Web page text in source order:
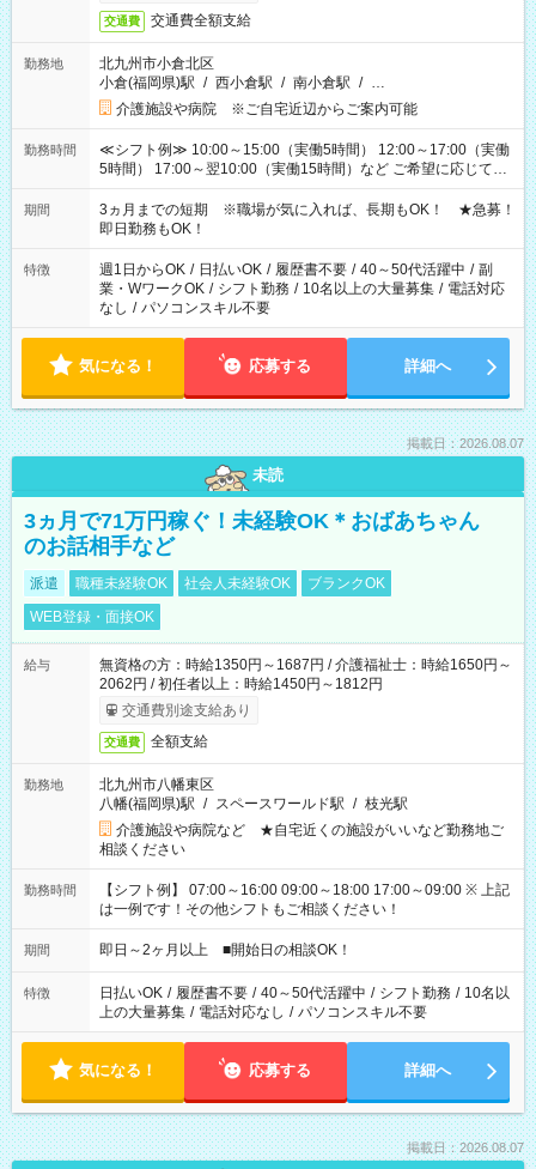
交通費 交通費全額支給
勤務地
北九州市小倉北区
小倉(福岡県)駅 / 西小倉駅 / 南小倉駅 / …
介護施設や病院 ※ご自宅近辺からご案内可能
勤務時間
≪シフト例≫ 10:00～15:00（実働5時間） 12:00～17:00（実働
5時間） 17:00～翌10:00（実働15時間）など ご希望に応じて、
働く時間は調整できます！ お気軽に担当へ相談ください！
期間
3ヵ月までの短期 ※職場が気に入れば、長期もOK！ ★急募！
即日勤務もOK！
特徴 週1日からOK / 日払いOK / 履歴書不要 / 40～50代活躍中 / 副
業・WワークOK / シフト勤務 / 10名以上の大量募集 / 電話対応
なし / パソコンスキル不要
気になる！ 応募する 詳細へ
掲載日：2026.08.07
未読
3ヵ月で71万円稼ぐ！未経験OK＊おばあちゃん
のお話相手など
派遣 職種未経験OK 社会人未経験OK
ブランクOK
WEB登録・面接OK
給与
無資格の方：時給1350円～1687円 / 介護福祉士：時給1650円～
2062円 / 初任者以上：時給1450円～1812円
交通費別途支給あり
交通費 全額支給
勤務地
北九州市八幡東区
八幡(福岡県)駅 / スペースワールド駅 / 枝光駅
介護施設や病院など ★自宅近くの施設がいいなど勤務地ご
相談ください
勤務時間
【シフト例】 07:00～16:00 09:00～18:00 17:00～09:00 ※ 上記
は一例です！その他シフトもご相談ください！
期間 即日～2ヶ月以上 ■開始日の相談OK！
特徴 日払いOK / 履歴書不要 / 40～50代活躍中 / シフト勤務 / 10名以
上の大量募集 / 電話対応なし / パソコンスキル不要
気になる！ 応募する 詳細へ
掲載日：2026.08.07